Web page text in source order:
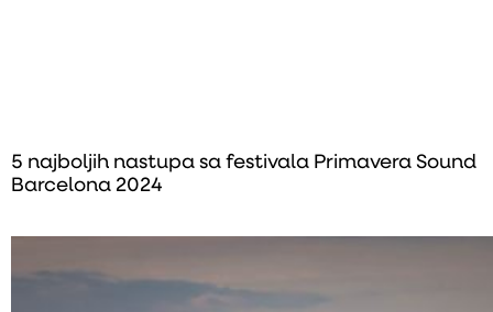
5 najboljih nastupa sa festivala Primavera Sound
Barcelona 2024